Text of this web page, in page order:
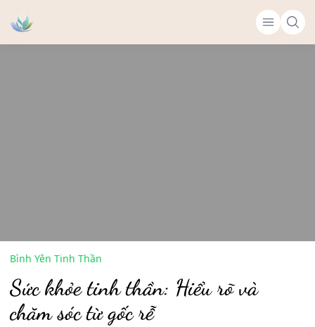
Bình Yên Tinh Thần
Sức khỏe tinh thần: Hiểu rõ và
chăm sóc từ gốc rễ